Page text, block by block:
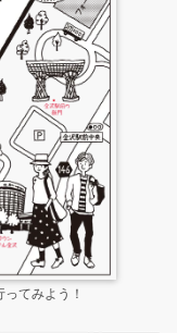
てみよう！